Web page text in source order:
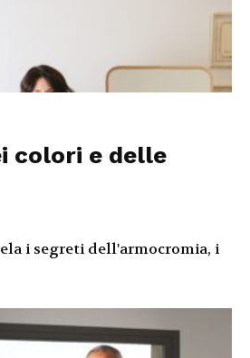
colori e delle
i segreti dell'armocromia, i